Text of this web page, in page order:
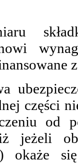
części
od
jeżeli
okaże